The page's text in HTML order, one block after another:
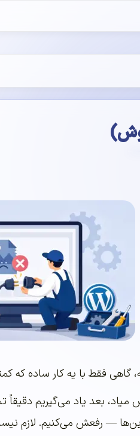
فقط با یه کار ساده که
میاد، بعد یاد می‌گیریم
— رفعش می‌کنیم. لازم